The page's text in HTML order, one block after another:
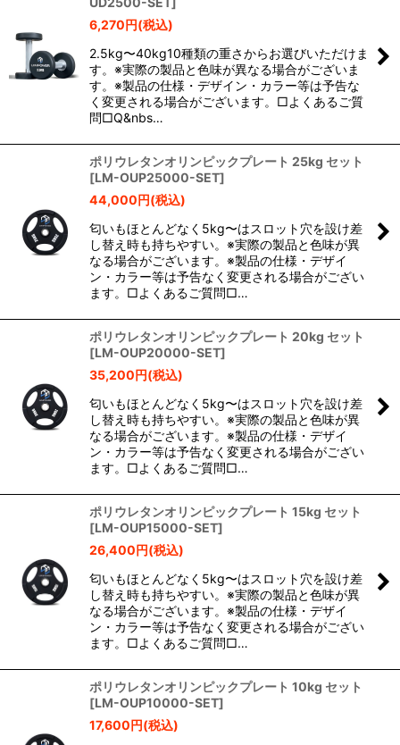
6,270円(税込)
2.5kg〜40kg10種類の重さからお選びいただけま
す。※実際の製品と色味が異なる場合がございま
す。※製品の仕様・デザイン・カラー等は予告な
く変更される場合がございます。□よくあるご質
問□Q&nbs…
ポリウレタンオリンピックプレート 25kg セット
[LM-OUP25000-SET]
44,000円(税込)
匂いもほとんどなく5kg〜はスロット穴を設け差
し替え時も持ちやすい。※実際の製品と色味が異
なる場合がございます。※製品の仕様・デザイ
ン・カラー等は予告なく変更される場合がござい
ます。□よくあるご質問□…
ポリウレタンオリンピックプレート 20kg セット
[LM-OUP20000-SET]
35,200円(税込)
匂いもほとんどなく5kg〜はスロット穴を設け差
し替え時も持ちやすい。※実際の製品と色味が異
なる場合がございます。※製品の仕様・デザイ
ン・カラー等は予告なく変更される場合がござい
ます。□よくあるご質問□…
ポリウレタンオリンピックプレート 15kg セット
[LM-OUP15000-SET]
26,400円(税込)
匂いもほとんどなく5kg〜はスロット穴を設け差
し替え時も持ちやすい。※実際の製品と色味が異
なる場合がございます。※製品の仕様・デザイ
ン・カラー等は予告なく変更される場合がござい
ます。□よくあるご質問□…
ポリウレタンオリンピックプレート 10kg セット
[LM-OUP10000-SET]
17,600円(税込)